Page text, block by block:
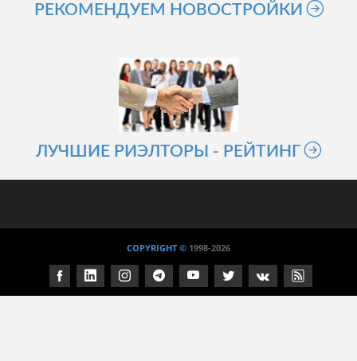
РЕКОМЕНДУЕМ НОВОСТРОЙКИ
ЛУЧШИЕ РИЭЛТОРЫ - РЕЙТИНГ
COPYRIGHT © 1998-2026